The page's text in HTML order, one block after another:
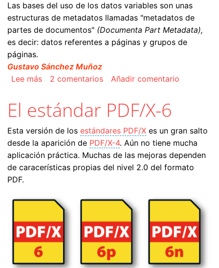
Las bases del uso de los datos variables son unas
estructuras de metadatos llamadas "metadatos de
partes de documentos" (Documenta Part Metadata),
es decir: datos referentes a páginas y grupos de
páginas.
Gustavo Sánchez Muñoz
Lee mássobre PDF y datos variables (los estándares
2 comentarios Añadir comentario
El estándar PDF/X-6
Esta versión de los estándares PDF/X es un gran salto
desde la aparición de PDF/X-4. Aún no tiene mucha
aplicación práctica. Muchas de las mejoras dependen
de caracerísticas propias del nivel 2.0 del formato
PDF.